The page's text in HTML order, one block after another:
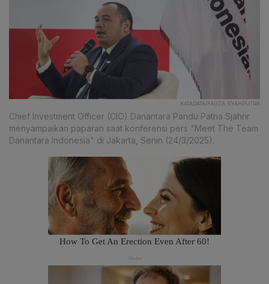
KATADATA/FAUZA SYAHPUTRA
Chief Investment Officer (CIO) Danantara Pandu Patria Sjahrir
menyampaikan paparan saat konferensi pers "Meet The Team
Danantara Indonesia" di Jakarta, Senin (24/3/2025).